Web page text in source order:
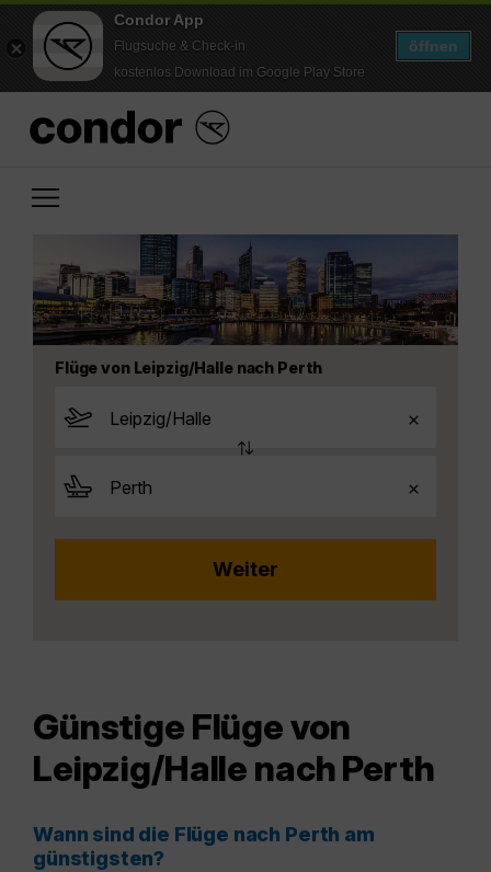
Condor App
Flugsuche & Check-in
kostenlos Download im Google Play Store
öffnen
Flüge von Leipzig/Halle nach Perth
Günstige Flüge von
Leipzig/Halle nach Perth
Wann sind die Flüge nach Perth am
günstigsten?